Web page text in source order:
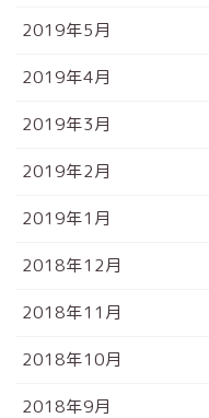
2019年5月
2019年4月
2019年3月
2019年2月
2019年1月
2018年12月
2018年11月
2018年10月
2018年9月